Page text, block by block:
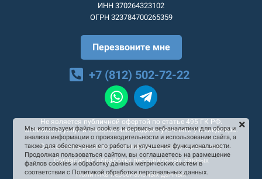
ИНН 370264323102
ОГРН 323784700265359
Перезвоните мне
+7 (812) 502-72-22
Не является публичной офертой по статье 495 ГК РФ.
Стоимость услуг и товаров необходимо уточнять у менеджера.
Согласие на рекламную и информационную рассылку
Согласие на обработку персональных данных
Политика персональных данных
Мы используем файлы cookies и сервисы веб-аналитики для сбора и
анализа информации о производительности и использовании сайта, а
также для обеспечения его работы и улучшения функциональности.
Продолжая пользоваться сайтом, вы соглашаетесь на размещение
файлов cookies и обработку данных метрических систем в
соответствии с Политикой обработки персональных данных.